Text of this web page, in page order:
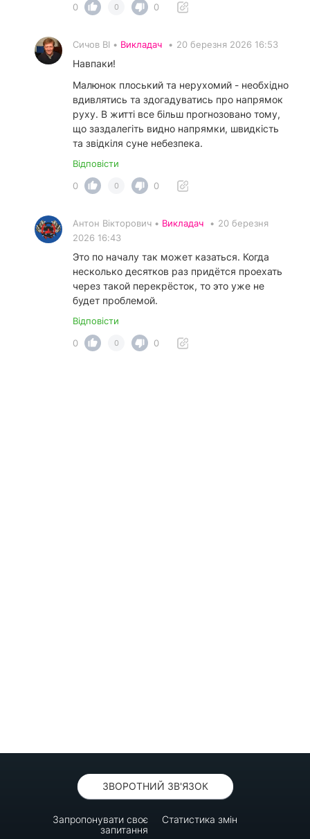
0
0 0
Сичов ВІ • Викладач • 20 березня 2026 16:53
Навпаки!
Малюнок плоський та нерухомий - необхідно
вдивлятись та здогадуватись про напрямок
руху. В житті все більш прогнозовано тому,
що заздалегіть видно напрямки, швидкість
та звідкіля суне небезпека.
Відповісти
0
0 0
Антон Вікторович • Викладач • 20 березня
2026 16:43
Это по началу так может казаться. Когда
несколько десятков раз придётся проехать
через такой перекрёсток, то это уже не
будет проблемой.
Відповісти
0
0 0
ЗВОРОТНИЙ ЗВ'ЯЗОК
Запропонувати своє
запитання
Статистика змін